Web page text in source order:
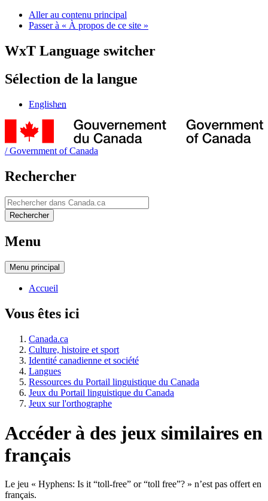
Aller au contenu principal
Passer à « À propos de ce site »
WxT Language switcher
Sélection de la langue
Englishen
/Government of Canada
Rechercher
Rechercher
Rechercher
Menu
Menu principal
Accueil
Vous êtes ici
Canada.ca
Culture, histoire et sport
Identité canadienne et société
Langues
Ressources du Portail linguistique du Canada
Jeux du Portail linguistique du Canada
Jeux sur l'orthographe
Accéder à des jeux similaires en
français
Le jeu « Hyphens: Is it “toll-free” or “toll free”? » n’est pas offert en
français.